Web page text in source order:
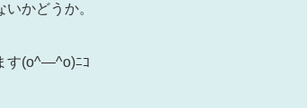
かどうか。
す(o^―^o)ﾆｺ